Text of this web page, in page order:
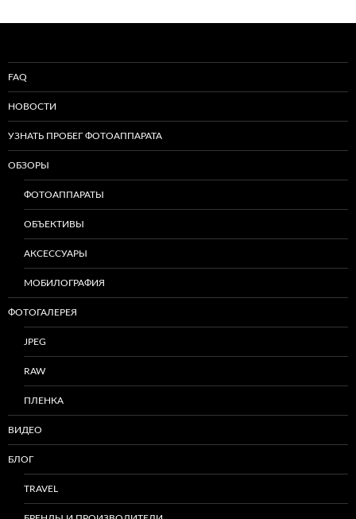
FAQ
НОВОСТИ
УЗНАТЬ ПРОБЕГ ФОТОАППАРАТА
ОБЗОРЫ
ФОТОАППАРАТЫ
ОБЪЕКТИВЫ
АКСЕССУАРЫ
МОБИЛОГРАФИЯ
ФОТОГАЛЕРЕЯ
JPEG
RAW
ПЛЕНКА
ВИДЕО
БЛОГ
TRAVEL